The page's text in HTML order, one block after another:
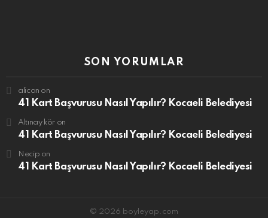
SON YORUMLAR
alican on
41 Kart Başvurusu Nasıl Yapılır? Kocaeli Belediyesi
Altınay kör on
41 Kart Başvurusu Nasıl Yapılır? Kocaeli Belediyesi
Necip on
41 Kart Başvurusu Nasıl Yapılır? Kocaeli Belediyesi
© 2026 boyleyap.com